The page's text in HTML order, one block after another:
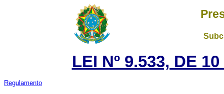
LEI Nº 9.533, DE
Regulamento